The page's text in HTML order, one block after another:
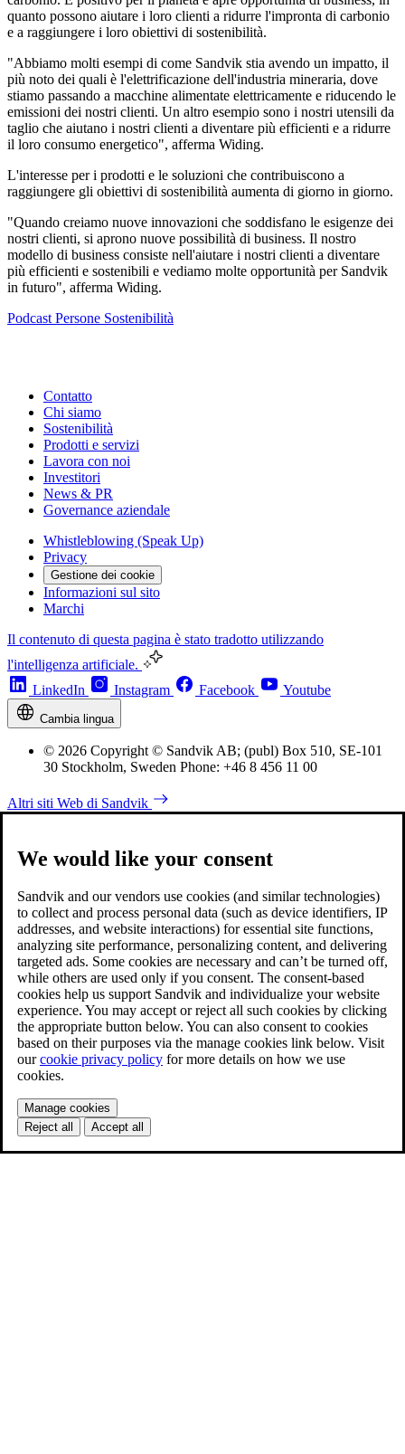
quanto possono aiutare i loro clienti a ridurre l'impronta di carbonio
e a raggiungere i loro obiettivi di sostenibilità.
"Abbiamo molti esempi di come Sandvik stia avendo un impatto, il
più noto dei quali è l'elettrificazione dell'industria mineraria, dove
stiamo passando a macchine alimentate elettricamente e riducendo le
emissioni dei nostri clienti. Un altro esempio sono i nostri utensili da
taglio che aiutano i nostri clienti a diventare più efficienti e a ridurre
il loro consumo energetico", afferma Widing.
L'interesse per i prodotti e le soluzioni che contribuiscono a
raggiungere gli obiettivi di sostenibilità aumenta di giorno in giorno.
"Quando creiamo nuove innovazioni che soddisfano le esigenze dei
nostri clienti, si aprono nuove possibilità di business. Il nostro
modello di business consiste nell'aiutare i nostri clienti a diventare
più efficienti e sostenibili e vediamo molte opportunità per Sandvik
in futuro", afferma Widing.
Podcast Persone Sostenibilità
Contatto
Chi siamo
Sostenibilità
Prodotti e servizi
Lavora con noi
Investitori
News & PR
Governance aziendale
Whistleblowing (Speak Up)
Privacy
Gestione dei cookie
Informazioni sul sito
Marchi
Il contenuto di questa pagina è stato tradotto utilizzando
l'intelligenza artificiale.
LinkedIn
Instagram Facebook Youtube
Cambia lingua
© 2026 Copyright © Sandvik AB; (publ) Box 510, SE-101
30 Stockholm, Sweden Phone: +46 8 456 11 00
Altri siti Web di Sandvik
We would like your consent
Sandvik and our vendors use cookies (and similar technologies)
to collect and process personal data (such as device identifiers, IP
addresses, and website interactions) for essential site functions,
analyzing site performance, personalizing content, and delivering
targeted ads. Some cookies are necessary and can’t be turned off,
while others are used only if you consent. The consent-based
cookies help us support Sandvik and individualize your website
experience. You may accept or reject all such cookies by clicking
the appropriate button below. You can also consent to cookies
based on their purposes via the manage cookies link below. Visit
ourcookie privacy policy for more details on how we use
cookies.
Manage cookies
Reject all
Accept all